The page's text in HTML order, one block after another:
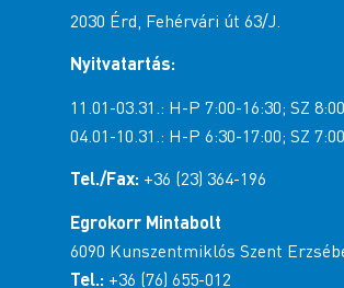
2030 Érd, Fehérvári út 63/J.
Nyitvatartás:
11.01-03.31.: H-P 7:00-16:30; SZ
04.01-10.31.: H-P 6:30-17:00; SZ
Tel./Fax: +36 (23) 364-196
Egrokorr Mintabolt
6090 Kunszentmiklós Szent
Tel.: +36 (76) 655-012